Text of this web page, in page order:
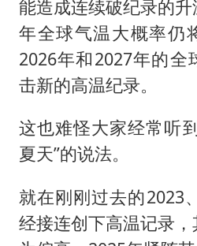
能造成连续破纪录的
年全球气温大概率仍
2026年和2027年的全
击新的高温纪录。
这也难怪大家经常听
夏天”的说法。
就在刚刚过去的2023
经接连创下高温记录